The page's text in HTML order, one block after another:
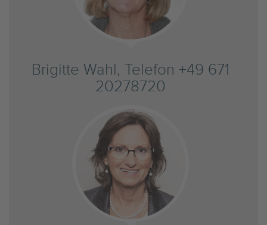
Brigitte Wahl, Telefon +49 671
20278720